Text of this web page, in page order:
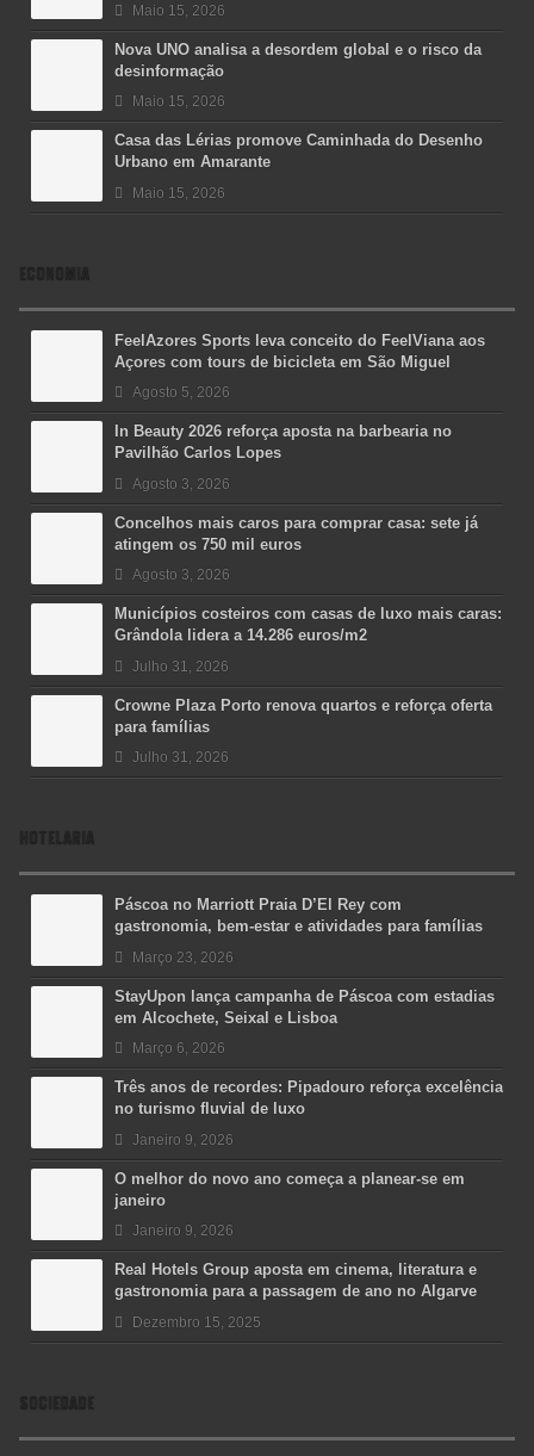
Maio 15, 2026
Nova UNO analisa a desordem global e o risco da
desinformação
Maio 15, 2026
Casa das Lérias promove Caminhada do Desenho
Urbano em Amarante
Maio 15, 2026
ECONOMIA
FeelAzores Sports leva conceito do FeelViana aos
Açores com tours de bicicleta em São Miguel
Agosto 5, 2026
In Beauty 2026 reforça aposta na barbearia no
Pavilhão Carlos Lopes
Agosto 3, 2026
Concelhos mais caros para comprar casa: sete já
atingem os 750 mil euros
Agosto 3, 2026
Municípios costeiros com casas de luxo mais caras:
Grândola lidera a 14.286 euros/m2
Julho 31, 2026
Crowne Plaza Porto renova quartos e reforça oferta
para famílias
Julho 31, 2026
HOTELARIA
Páscoa no Marriott Praia D’El Rey com
gastronomia, bem-estar e atividades para famílias
Março 23, 2026
StayUpon lança campanha de Páscoa com estadias
em Alcochete, Seixal e Lisboa
Março 6, 2026
Três anos de recordes: Pipadouro reforça excelência
no turismo fluvial de luxo
Janeiro 9, 2026
O melhor do novo ano começa a planear-se em
janeiro
Janeiro 9, 2026
Real Hotels Group aposta em cinema, literatura e
gastronomia para a passagem de ano no Algarve
Dezembro 15, 2025
SOCIEDADE